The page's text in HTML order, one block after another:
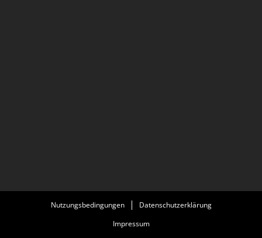
Nutzungsbedingungen
Datenschutzerklärung
Impressum